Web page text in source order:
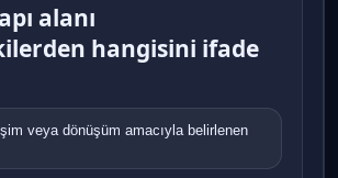
alanı
hangisini ifade